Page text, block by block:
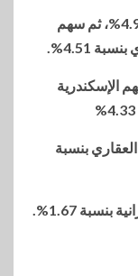
تلاه سهم الحديد والصلب المصرية بنسبة 4.92%، ثم سهم
4.51%.
الإسكندرية
بنسبة
1.67%.